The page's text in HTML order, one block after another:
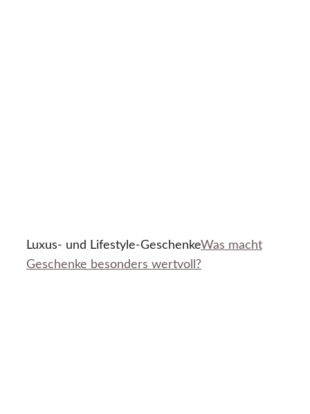
Luxus- und Lifestyle-GeschenkeWas macht
Geschenke besonders wertvoll?